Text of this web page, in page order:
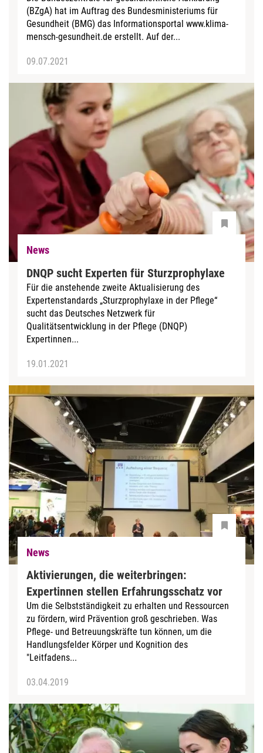
(BZgA) hat im Auftrag des Bundesministeriums für
Gesundheit (BMG) das Informationsportal www.klima-
mensch-gesundheit.de erstellt. Auf der...
09.07.2021
News
DNQP sucht Experten für Sturzprophylaxe
Für die anstehende zweite Aktualisierung des
Expertenstandards „Sturzprophylaxe in der Pflege“
sucht das Deutsches Netzwerk für
Qualitätsentwicklung in der Pflege (DNQP)
Expertinnen...
19.01.2021
News
Aktivierungen, die weiterbringen:
Expertinnen stellen Erfahrungsschatz vor
Um die Selbstständigkeit zu erhalten und Ressourcen
zu fördern, wird Prävention groß geschrieben. Was
Pflege- und Betreuungskräfte tun können, um die
Handlungsfelder Körper und Kognition des
"Leitfadens...
03.04.2019